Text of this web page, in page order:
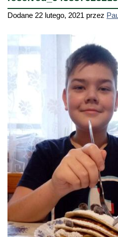
Dodane 22 lutego, 2021 przez